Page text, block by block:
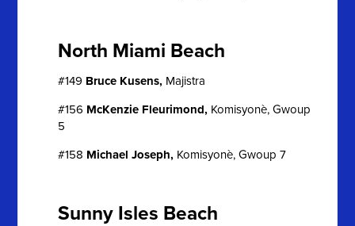
North Miami Beach
#149 Bruce Kusens, Majistra
#156 McKenzie Fleurimond, Komisyonè, Gwoup
5
#158 Michael Joseph, Komisyonè, Gwoup 7
Sunny Isles Beach